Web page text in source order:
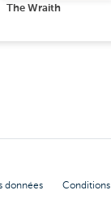
The Wraith
données Conditions